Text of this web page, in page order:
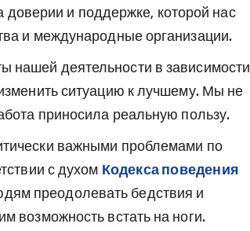
доверии и поддержке, которой нас
и международные организации.
нашей деятельности в зависимости
ситуацию к лучшему. Мы не
приносила реальную пользу.
важными проблемами по
с духом Кодекса поведения
преодолевать бедствия и
возможность встать на ноги.